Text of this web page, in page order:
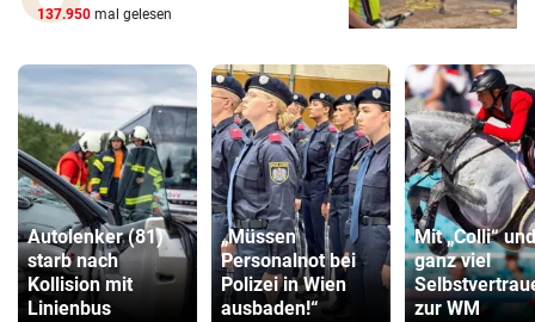
137.950 mal gelesen
Autolenker (81)
starb nach
Kollision mit
Linienbus
„Müssen
Personalnot bei
Polizei in Wien
ausbaden!“
Mit „Colli“ und
ganz viel
zur WM